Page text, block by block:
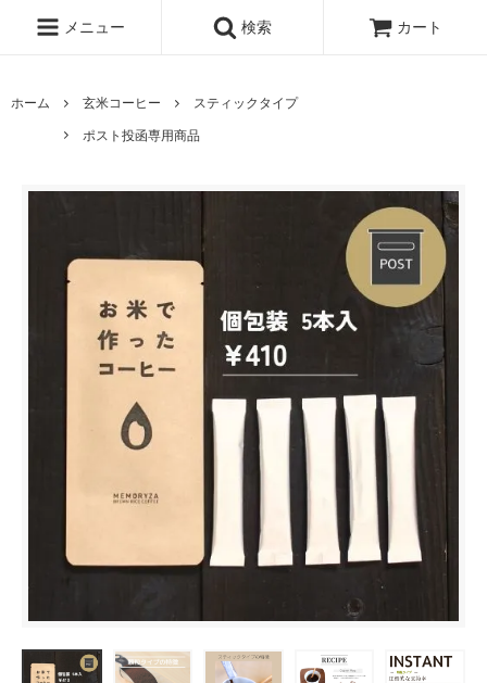
メニュー 検索 カート
ホーム 玄米コーヒー
スティックタイプ
ポスト投函専用商品